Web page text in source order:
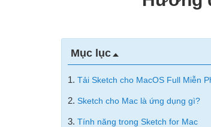
Mục lục
1. Tải Sketch cho MacOS Full Miễn
2. Sketch cho Mac là ứng dụng gì?
3. Tính năng trong Sketch for Mac